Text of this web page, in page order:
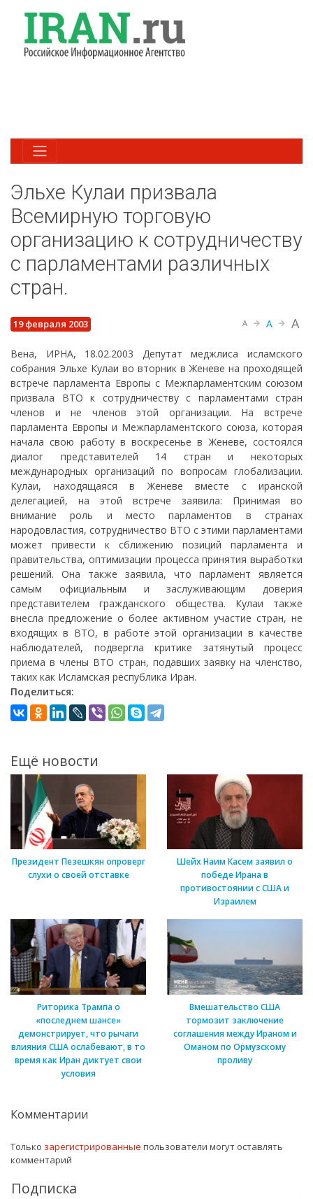
Эльхе Кулаи призвала
Всемирную торговую
организацию к сотрудничеству
с парламентами различных
стран.
19 февраля 2003 A A A
Вена, ИРНА, 18.02.2003 Депутат меджлиса исламского
собрания Эльхе Кулаи во вторник в Женеве на проходящей
встрече парламента Европы с Межпарламентским союзом
призвала ВТО к сотрудничеству с парламентами стран
членов и не членов этой организации. На встрече
парламента Европы и Межпарламентского союза, которая
начала свою работу в воскресенье в Женеве, состоялся
диалог представителей 14 стран и некоторых
международных организаций по вопросам глобализации.
Кулаи, находящаяся в Женеве вместе с иранской
делегацией, на этой встрече заявила: Принимая во
внимание роль и место парламентов в странах
народовластия, сотрудничество ВТО с этими парламентами
может привести к сближению позиций парламента и
правительства, оптимизации процесса принятия выработки
решений. Она также заявила, что парламент является
самым официальным и заслуживающим доверия
представителем гражданского общества. Кулаи также
внесла предложение о более активном участие стран, не
входящих в ВТО, в работе этой организации в качестве
наблюдателей, подвергла критике затянутый процесс
приема в члены ВТО стран, подавших заявку на членство,
таких как Исламская республика Иран.
Поделиться:
Ещё новости
Президент Пезешкян опроверг
слухи о своей отставке
Шейх Наим Касем заявил о
победе Ирана в
противостоянии с США и
Израилем
Риторика Трампа о
«последнем шансе»
демонстрирует, что рычаги
влияния США ослабевают, в то
время как Иран диктует свои
условия
Вмешательство США
тормозит заключение
соглашения между Ираном и
Оманом по Ормузскому
проливу
Комментарии
Только зарегистрированные пользователи могут оставлять
комментарий
Подписка